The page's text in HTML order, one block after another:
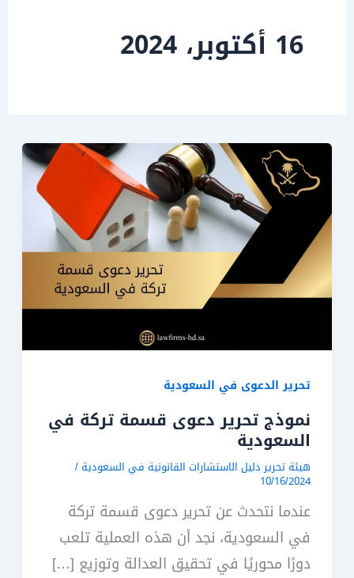
16 أكتوبر، 2024
تحرير الدعوى في السعودية
نموذج تحرير دعوى قسمة تركة في
السعودية
هيئة تحرير دليل الاستشارات القانونية في السعودية /
10/16/2024
عندما نتحدث عن تحرير دعوى قسمة تركة
في السعودية، نجد أن هذه العملية تلعب
دورًا محوريًا في تحقيق العدالة وتوزيع […]